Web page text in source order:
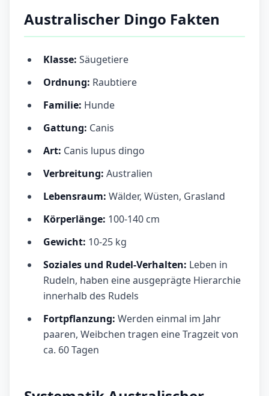
Australischer Dingo Fakten
Klasse: Säugetiere
Ordnung: Raubtiere
Familie: Hunde
Gattung: Canis
Art: Canis lupus dingo
Verbreitung: Australien
Lebensraum: Wälder, Wüsten, Grasland
Körperlänge: 100-140 cm
Gewicht: 10-25 kg
Soziales und Rudel-Verhalten: Leben in
Rudeln, haben eine ausgeprägte Hierarchie
innerhalb des Rudels
Fortpflanzung: Werden einmal im Jahr
paaren, Weibchen tragen eine Tragzeit von
ca. 60 Tagen